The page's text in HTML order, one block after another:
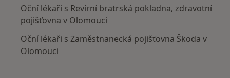
Oční lékaři s Revírní bratrská pokladna, zdravotní
pojišťovna v Olomouci
Oční lékaři s Zaměstnanecká pojišťovna Škoda v
Olomouci